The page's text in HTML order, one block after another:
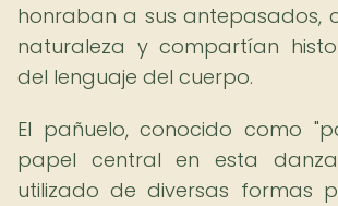
honraban a sus antepasados,
naturaleza y compartían
del lenguaje del cuerpo.
El pañuelo, conocido como
papel central en esta
utilizado de diversas formas